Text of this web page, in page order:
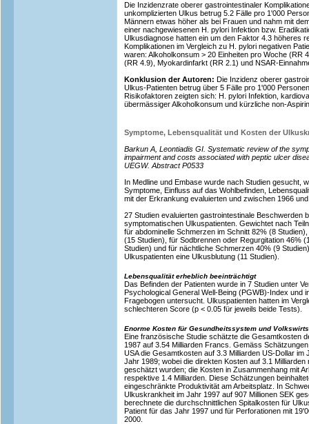
Die Inzidenzrate oberer gastrointestinaler
unkomplizierten Ulkus betrug 5.2 Fälle pro 1'000
Männern etwas höher als bei Frauen und nahm mit
einer nachgewiesenen H. pylori Infektion bzw.
Ulkusdiagnose hatten ein um den Faktor 4.3 höheres
Komplikationen im Vergleich zu H. pylori negativen
waren: Alkoholkonsum > 20 Einheiten pro Woche (RR
(RR 4.9), Myokardinfarkt (RR 2.1) und NSAR-
Konklusion der Autoren: Die Inzidenz oberer
Ulkus-Patienten betrug über 5 Fälle pro 1'000
Risikofaktoren zeigten sich: H. pylori Infektion,
übermässiger Alkoholkonsum und kürzliche non-
Symptome, Lebensqualität und Kosten der
Barkun A, Leontiadis GI. Systematic review of the
impairment and costs associated with peptic ulcer
UEGW. Abstract P0533
In Medline und Embase wurde nach Studien gesucht,
Symptome, Einfluss auf das Wohlbefinden,
mit der Erkrankung evaluierten und zwischen 1966
27 Studien evaluierten gastrointestinale Beschwerden
symptomatischen Ulkuspatienten. Gewichtet nach
für abdominelle Schmerzen im Schnitt 82% (8
(15 Studien), für Sodbrennen oder Regurgitation 46%
Studien) und für nächtliche Schmerzen 40% (9
Ulkuspatienten eine Ulkusblutung (11 Studien).
Lebensqualität erheblich beeinträchtigt
Das Befinden der Patienten wurde in 7 Studien unter
Psychological General Well-Being (PGWB)-Index und
Fragebogen untersucht. Ulkuspatienten hatten im
schlechteren Score (p < 0.05 für jeweils beide Tests).
Enorme Kosten für Gesundheitssystem und
Eine französische Studie schätzte die Gesamtkosten
1987 auf 3.54 Milliarden Francs. Gemäss
USA die Gesamtkosten auf 3.3 Milliarden US-Dollar im
Jahr 1989; wobei die direkten Kosten auf 3.1
geschätzt wurden; die Kosten in Zusammenhang mit
respektive 1.4 Milliarden. Diese Schätzungen
eingeschränkte Produktivität am Arbeitsplatz. In
Ulkuskrankheit im Jahr 1997 auf 907 Millionen SEK
berechnete die durchschnittlichen Spitalkosten für
Patient für das Jahr 1997 und für Perforationen mit
2000.